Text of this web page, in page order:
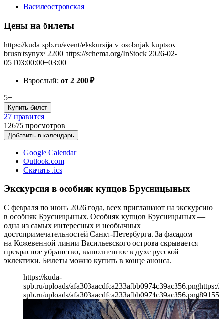
Василеостровская
Цены на билеты
https://kuda-spb.ru/event/ekskursija-v-osobnjak-kuptsov-
brusnitsynyx/ 2200 https://schema.org/InStock 2026-02-
05T03:00:00+03:00
Взрослый: от 2 200 ₽
5+
Купить билет
27 нравится
12675 просмотров
Добавить в календарь
Google Calendar
Outlook.com
Скачать .ics
Экскурсия в особняк купцов Брусницыных
С февраля по июнь 2026 года, всех приглашают на экскурсию
в особняк Брусницыных. Особняк купцов Брусницыных —
одна из самых интересных и необычных
достопримечательностей Санкт-Петербурга. За фасадом
на Кожевенной линии Васильевского острова скрывается
прекрасное убранство, выполненное в духе русской
эклектики. Билеты можно купить в конце анонса.
https://kuda-
spb.ru/uploads/afa303aacdfca233afbb0974c39ac356.png
spb.ru/uploads/afa303aacdfca233afbb0974c39ac356.png891